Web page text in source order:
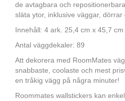
de avtagbara och
släta ytor, inklusive väggar, dörrar
Innehåll: 4 ark. 25,4 cm x 45,7 cm
Antal väggdekaler: 89
Att dekorera med RoomMates
snabbaste, coolaste och mest
en tråkig vägg på några minuter!
Roommates wallstickers kan